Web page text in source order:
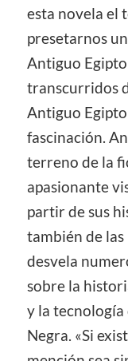
esta novela el
presetarnos
Antiguo
transcurridos
Antiguo
fascinación.
terreno de la
apasionante
partir de sus
también de las
desvela
sobre la
y la tecnología
Negra. «Si